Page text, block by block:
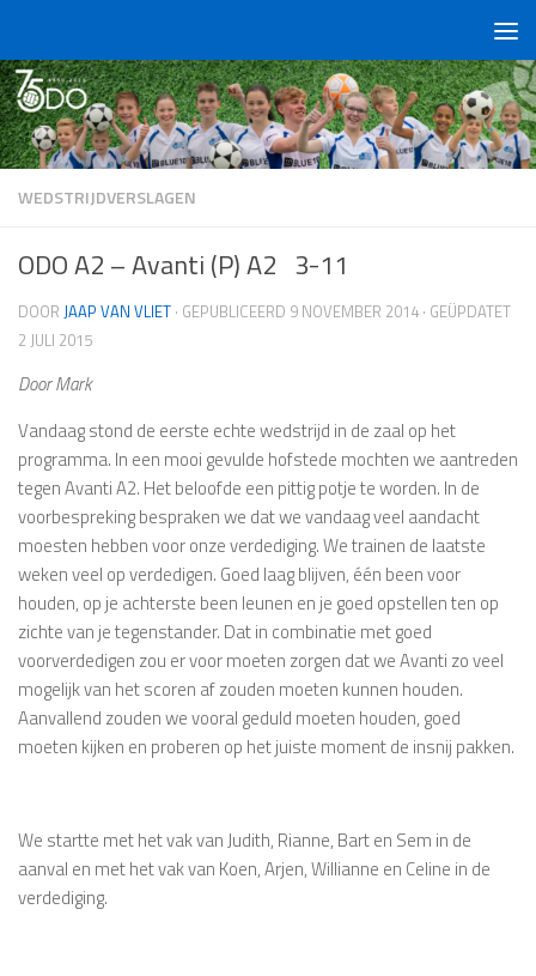
WEDSTRIJDVERSLAGEN
ODO A2 – Avanti (P) A2 3-11
DOOR JAAP VAN VLIET · GEPUBLICEERD 9 NOVEMBER 2014 · GEÜPDATET
2 JULI 2015
Door Mark
Vandaag stond de eerste echte wedstrijd in de zaal op het
programma. In een mooi gevulde hofstede mochten we aantreden
tegen Avanti A2. Het beloofde een pittig potje te worden. In de
voorbespreking bespraken we dat we vandaag veel aandacht
moesten hebben voor onze verdediging. We trainen de laatste
weken veel op verdedigen. Goed laag blijven, één been voor
houden, op je achterste been leunen en je goed opstellen ten op
zichte van je tegenstander. Dat in combinatie met goed
voorverdedigen zou er voor moeten zorgen dat we Avanti zo veel
mogelijk van het scoren af zouden moeten kunnen houden.
Aanvallend zouden we vooral geduld moeten houden, goed
moeten kijken en proberen op het juiste moment de insnij pakken.
We startte met het vak van Judith, Rianne, Bart en Sem in de
aanval en met het vak van Koen, Arjen, Willianne en Celine in de
verdediging.